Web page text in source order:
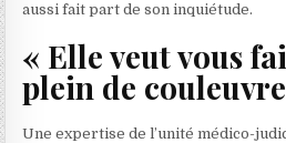
aussi fait part de son inquiétude.
« Elle veut vous
plein de
Une expertise de l’unité médico-